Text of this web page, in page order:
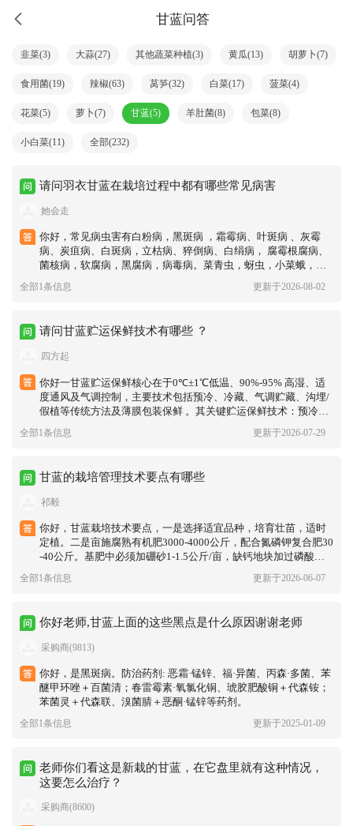
甘蓝问答
韭菜(3) 大蒜(27) 其他蔬菜种植(3) 黄瓜(13) 胡萝卜(7)
食用菌(19) 辣椒(63) 莴笋(32) 白菜(17) 菠菜(4)
花菜(5) 萝卜(7) 甘蓝(5) 羊肚菌(8) 包菜(8)
小白菜(11) 全部(232)
请问羽衣甘蓝在栽培过程中都有哪些常见病害
她会走
你好，常见病虫害有白粉病，黑斑病 ，霜霉病、叶斑病 、灰霉
病、炭疽病、白斑病，立枯病、猝倒病、白绢病， 腐霉根腐病、
菌核病，软腐病，黑腐病，病毒病。菜青虫，蚜虫，小菜蛾，夜
蛾类等。
全部1条信息 更新于2026-08-02
请问甘蓝贮运保鲜技术有哪些 ？
四方起
你好一甘蓝贮运保鲜核心在于‌0℃±1℃低温、90%-95% 高湿、适
度通风及气调控制‌，主要技术包括预冷、冷藏、气调贮藏、沟埋/
假植等传统方法及薄膜包装保鲜 。其关键贮运保鲜技术：预冷处
理‌：采收后迅速去除田间热，采用冷风预冷（10-15 小时）或自然
晾晒去表面水，降低呼吸强度 。低温冷藏‌：库温维持‌0℃-1℃‌，相
外叶保护叶球，堆码留空隙防压伤 。气调贮藏（CA）‌：调节氧气
至‌2%-5%‌、二氧化碳‌0%-6%‌，温度 3-10℃（通常接近 0℃效果更
佳），可延长保鲜至‌100 天左右‌，抑制衰老和腐烂 。 ‌薄膜包装保
密封），在 0-2℃下可保鲜‌30-90 天‌，防止失水并避免无氧呼吸伤
害 。 ‌传统贮藏法‌：包括‌沟埋藏‌（覆土保湿防冻）、‌堆藏‌（室内通
风堆码，内置空箱增通风）、‌挂藏‌（根部悬挂利于通风，适合南
蒸‌：采后用 0.5-5µl/L 的 1-甲基环丙烯（1-MCP）处理 12-24 小
全部1条信息 更新于2026-07-29
甘蓝的栽培管理技术要点有哪些
祁毅
你好，甘蓝栽培技术要点，一是选择适宜品种，培育壮苗，适时
定植。二是亩施腐熟有机肥3000-4000公斤，配合氮磷钾复合肥30
-40公斤。基肥中必须加硼砂1-1.5公斤/亩，缺钙地块加过磷酸钙
或钙肥。三是缓苗后控水蹲苗10-15天，叶球开始包心后，结束蹲
苗，需水大增，要小水勤浇，保持土壤湿润，切忌忽干忽湿，否
贮性。四是缓苗后结合浇水，亩追尿素5-8公斤。蹲苗结束时，追
一次高氮复合肥10-15公斤/亩。包心初期重追一次，亩施高氮高
钾复合肥20-25公斤，可结合浇水冲施。结球中期视长势再追一
次。莲座期至结球初期，用0.2%硼砂+0.3%氯化钙溶液叶面喷施2-
3次。五是病虫害防治，预防为主，综合防治，早预防，早治疗，
对症用药。
全部1条信息 更新于2026-06-07
你好老师,甘蓝上面的这些黑点是什么原因谢谢老师
采购商(9813)
你好，是黑斑病。防治药剂: 恶霜·锰锌、福·异菌、丙森·多菌、苯
醚甲环唑＋百菌清；春雷霉素·氧氯化铜、琥胶肥酸铜＋代森铵；
苯菌灵＋代森联、溴菌腈＋恶酮·锰锌等药剂。
全部1条信息 更新于2025-01-09
老师你们看这是新栽的甘蓝，在它盘里就有这种情况，
这要怎么治疗？
采购商(8600)